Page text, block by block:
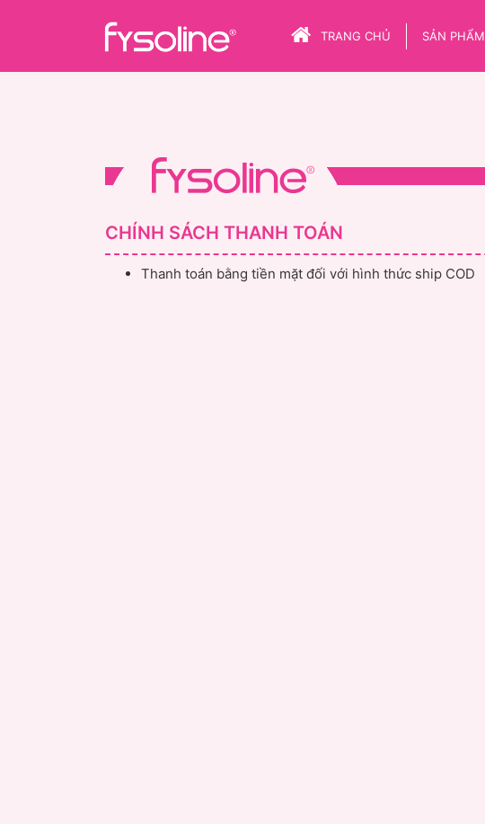
TRANG CHỦ SẢN PHẨM
CHÍNH SÁCH THANH TOÁN
Thanh toán bằng tiền mặt đối với hình thức ship COD